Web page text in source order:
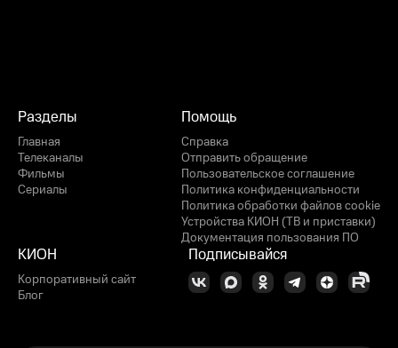
Разделы
Главная
Телеканалы
Фильмы
Сериалы
Помощь
Справка
Отправить обращение
Пользовательское соглашение
Политика конфиденциальности
Политика обработки файлов cookie
Устройства КИОН (ТВ и приставки)
Документация пользования ПО
КИОН
Корпоративный сайт
Блог
Подписывайся